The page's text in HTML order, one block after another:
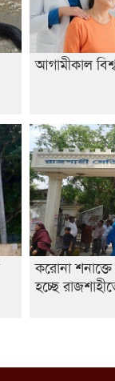
শেষ সময়ে
আবিদের
আগামীকাল
করোনা শনাক্তে
হচ্ছে